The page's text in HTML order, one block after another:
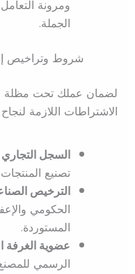
ومرونة
الجملة.
شروط وتراخيص
لضمان عملك تحت مظلة
الاشتراطات اللازمة
السجل
تصنيع المنتجات
الترخيص
الحكومي
المستوردة.
عضوية الغرفة
الرسمي